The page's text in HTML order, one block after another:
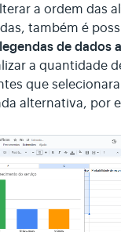
a ordem das
também é
de dados
a quantidade
que
alternativa, por